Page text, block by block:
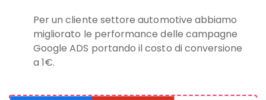
Per un cliente settore automotive abbiamo
migliorato le performance delle campagne
Google ADS portando il costo di conversione
a 1€.